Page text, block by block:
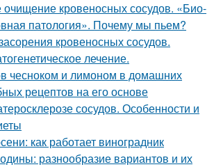
кровеносных сосудов. «Био-
патология». Почему мы пьем?
кровеносных сосудов.
лечение.
чесноком и лимоном в домашних
рецептов на его основе
сосудов. Особенности и
как работает виноградник
разнообразие вариантов и их